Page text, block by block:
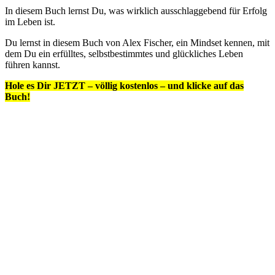
In diesem Buch lernst Du, was wirklich ausschlaggebend für Erfolg
im Leben ist.
Du lernst in diesem Buch von Alex Fischer, ein Mindset kennen, mit
dem Du ein erfülltes, selbstbestimmtes und glückliches Leben
führen kannst.
Hole es Dir JETZT – völlig kostenlos – und klicke auf das
Buch!